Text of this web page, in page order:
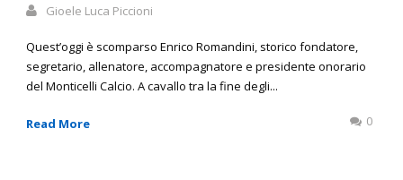
Gioele Luca Piccioni
Quest’oggi è scomparso Enrico Romandini, storico fondatore,
segretario, allenatore, accompagnatore e presidente onorario
del Monticelli Calcio. A cavallo tra la fine degli...
Read More 0